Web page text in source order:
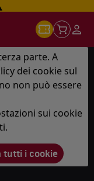
parte. A
dei cookie sul
non può essere
sui cookie
tutti i cookie